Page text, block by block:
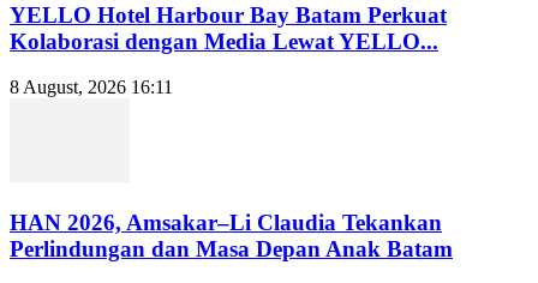
YELLO Hotel Harbour Bay Batam Perkuat
Kolaborasi dengan Media Lewat YELLO...
8 August, 2026 16:11
HAN 2026, Amsakar–Li Claudia Tekankan
Perlindungan dan Masa Depan Anak Batam